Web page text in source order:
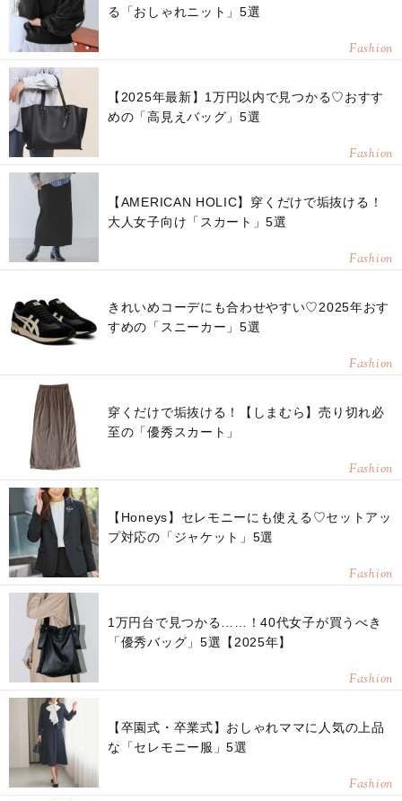
る「おしゃれニット」5選
Fashion
【2025年最新】1万円以内で見つかる♡おすす
めの「高見えバッグ」5選
Fashion
【AMERICAN HOLIC】穿くだけで垢抜ける！
大人女子向け「スカート」5選
Fashion
きれいめコーデにも合わせやすい♡2025年おす
すめの「スニーカー」5選
Fashion
穿くだけで垢抜ける！【しまむら】売り切れ必
至の「優秀スカート」
Fashion
【Honeys】セレモニーにも使える♡セットアッ
プ対応の「ジャケット」5選
Fashion
1万円台で見つかる……！40代女子が買うべき
「優秀バッグ」5選【2025年】
Fashion
【卒園式・卒業式】おしゃれママに人気の上品
な「セレモニー服」5選
Fashion